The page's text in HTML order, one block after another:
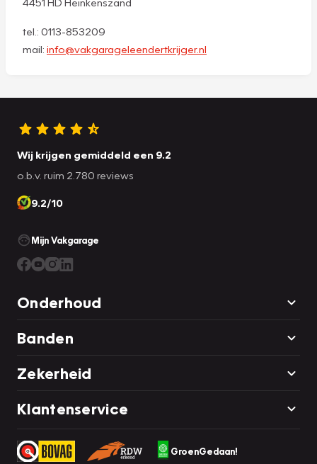
tel.: 0113-853209
mail: info@vakgarageleendertkrijger.nl
Wij krijgen gemiddeld een 9.2
o.b.v. ruim 2.780 reviews
9.2/10
Mijn Vakgarage
Onderhoud
Banden
Zekerheid
Klantenservice
GroenGedaan!